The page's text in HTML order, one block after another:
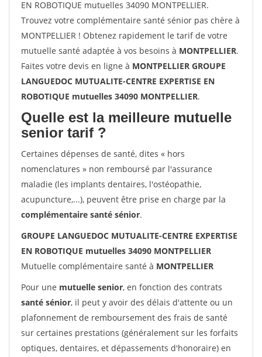
EN ROBOTIQUE mutuelles 34090 MONTPELLIER.
Trouvez votre complémentaire santé sénior pas chère à
MONTPELLIER ! Obtenez rapidement le tarif de votre
mutuelle santé adaptée à vos besoins à MONTPELLIER.
Faites votre devis en ligne à MONTPELLIER GROUPE
LANGUEDOC MUTUALITE-CENTRE EXPERTISE EN
ROBOTIQUE mutuelles 34090 MONTPELLIER.
Quelle est la meilleure mutuelle
senior tarif ?
Certaines dépenses de santé, dites « hors
nomenclatures » non remboursé par l'assurance
maladie (les implants dentaires, l'ostéopathie,
acupuncture,...), peuvent être prise en charge par la
complémentaire santé sénior.
GROUPE LANGUEDOC MUTUALITE-CENTRE EXPERTISE
EN ROBOTIQUE mutuelles 34090 MONTPELLIER
Mutuelle complémentaire santé à MONTPELLIER
Pour une mutuelle senior, en fonction des contrats
santé sénior, il peut y avoir des délais d'attente ou un
plafonnement de remboursement des frais de santé
sur certaines prestations (généralement sur les forfaits
optiques, dentaires, et dépassements d'honoraire) en